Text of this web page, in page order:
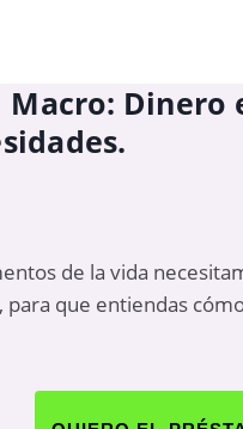
Macro:
de la vida
, para que entiendas